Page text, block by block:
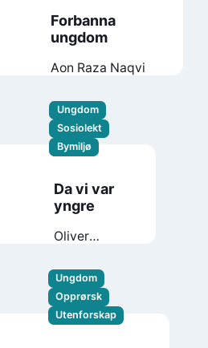
Forbanna
ungdom
Aon Raza Naqvi
Ungdom
Sosiolekt
Bymiljø
Da vi var
yngre
Oliver
Ungdom
Opprørsk
Utenforskap